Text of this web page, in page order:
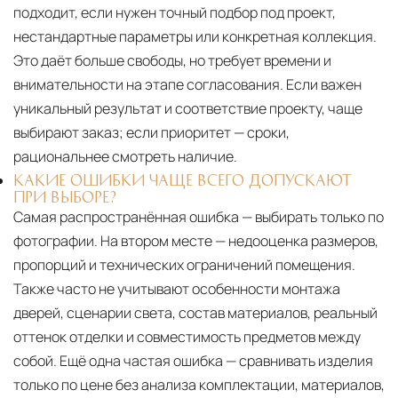
подходит, если нужен точный подбор под проект,
нестандартные параметры или конкретная коллекция.
Это даёт больше свободы, но требует времени и
внимательности на этапе согласования. Если важен
уникальный результат и соответствие проекту, чаще
выбирают заказ; если приоритет — сроки,
рациональнее смотреть наличие.
КАКИЕ ОШИБКИ ЧАЩЕ ВСЕГО ДОПУСКАЮТ
ПРИ ВЫБОРЕ?
Самая распространённая ошибка — выбирать только по
фотографии. На втором месте — недооценка размеров,
пропорций и технических ограничений помещения.
Также часто не учитывают особенности монтажа
дверей, сценарии света, состав материалов, реальный
оттенок отделки и совместимость предметов между
собой. Ещё одна частая ошибка — сравнивать изделия
только по цене без анализа комплектации, материалов,